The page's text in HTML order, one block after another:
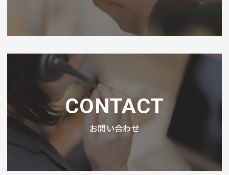
CONTACT
お問い合わせ